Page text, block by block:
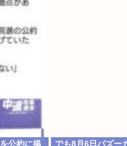
公約に掲
でも8月6日バズー